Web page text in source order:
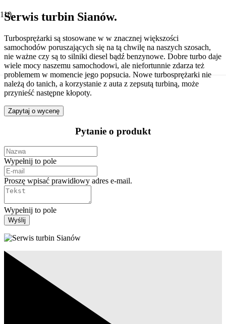
Serwis turbin Sianów.
Turbosprężarki są stosowane w w znacznej większości
samochodów poruszających się na tą chwilę na naszych szosach,
nie ważne czy są to silniki diesel bądź benzynowe. Dobre turbo daje
wiele mocy naszemu samochodowi, ale niefortunnie zdarza też
problemem w momencie jego popsucia. Nowe turbosprężarki nie
należą do tanich, a korzystanie z auta z zepsutą turbiną, może
przynieść następne kłopoty.
Zapytaj o wycenę
Pytanie o produkt
Wypełnij to pole
Proszę wpisać prawidłowy adres e-mail.
Wypełnij to pole
Wyślij